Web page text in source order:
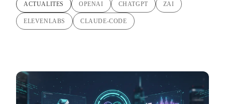
ACTUALITES OPENAI CHATGPT ZAI
ELEVENLABS CLAUDE-CODE